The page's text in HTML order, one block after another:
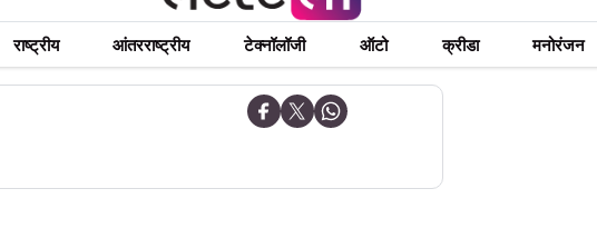
राष्ट्रीय आंतरराष्ट्रीय टेक्नॉलॉजी ऑटो क्रीडा मनोरंजन